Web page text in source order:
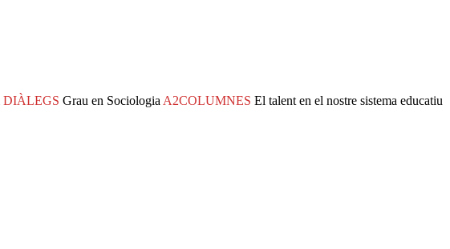
DIÀLEGS Grau en Sociologia A2COLUMNES El talent en el nostre sistema educatiu